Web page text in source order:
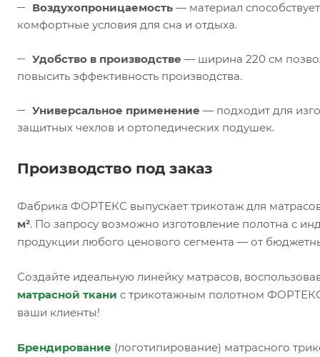
Воздухопроницаемость — материал
комфортные условия для сна и отдыха.
Удобство в производстве — ширина 220 см
повысить эффективность производства.
Универсальное применение — подходит для
защитных чехлов и ортопедических подушек.
Производство под заказ
Фабрика ФОРТЕКС выпускает трикотаж для
м². По запросу возможно изготовление полотна с
продукции любого ценового сегмента — от
Создайте идеальную линейку матрасов,
матрасной ткани с трикотажным полотном
ваши клиенты!
Брендирование (логотипирование) матрасного